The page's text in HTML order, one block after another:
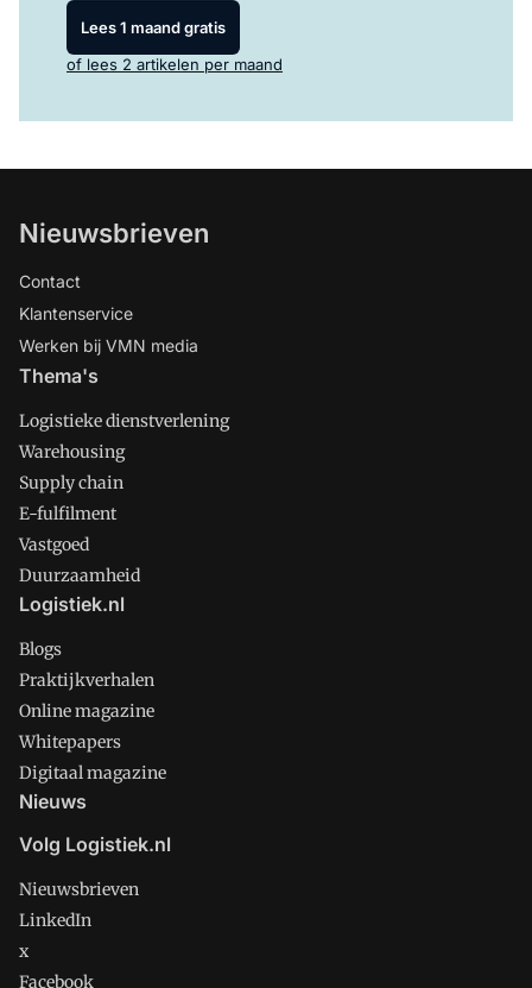
Lees 1 maand gratis
of lees 2 artikelen per maand
Nieuwsbrieven
Contact
Klantenservice
Werken bij VMN media
Thema's
Logistieke dienstverlening
Warehousing
Supply chain
E-fulfilment
Vastgoed
Duurzaamheid
Logistiek.nl
Blogs
Praktijkverhalen
Online magazine
Whitepapers
Digitaal magazine
Nieuws
Volg Logistiek.nl
Nieuwsbrieven
LinkedIn
x
Facebook